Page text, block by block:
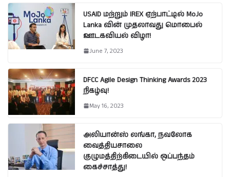
USAID மற்றும் IREX ஏற்பாட்டில் MoJo
Lanka வின் முதலாவது மொபைல்
ஊடகவியல் விழா!
June 7, 2023
DFCC Agile Design Thinking Awards 2023
நிகழ்வு!
May 16, 2023
அலியான்ஸ் லங்கா, நவலோக
வைத்தியசாலை
குழுமத்திற்கிடையில் ஒப்பந்தம்
கைச்சாத்து!